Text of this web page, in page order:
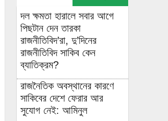
দল ক্ষমতা হারালে সবার আগে
পিছটান দেন তারকা
রাজনীতিবিদ’রা, দু’দিনের
রাজনীতিবিদ সাকিব কেন
ব্যাতিক্রম?
রাজনৈতিক অবস্থানের কারণে
সাকিবের দেশে ফেরার আর
সুযোগ নেই: আমিনুল